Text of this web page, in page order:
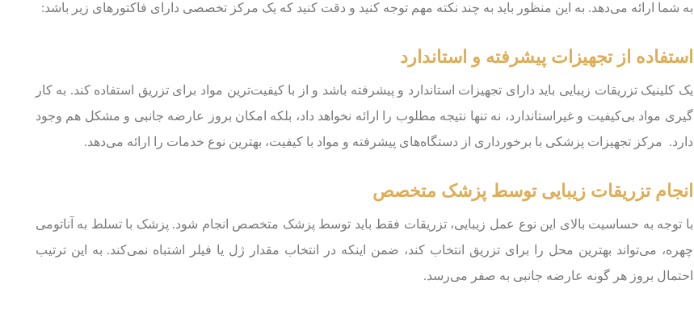
به شما ارائه می‌دهد. به این منظور باید به چند نکته مهم توجه کنید و دقت کنید که یک مرکز تخصصی دارای فاکتورهای زیر باشد:
استفاده از تجهیزات پیشرفته و استاندارد
یک کلینیک تزریقات زیبایی باید دارای تجهیزات استاندارد و پیشرفته باشد و از با کیفیت‌ترین مواد برای تزریق استفاده کند. به کار
گیری مواد بی‌کیفیت و غیراستاندارد، نه تنها نتیجه مطلوب را ارائه نخواهد داد، بلکه امکان بروز عارضه جانبی و مشکل هم وجود
دارد. مرکز تجهیزات پزشکی با برخورداری از دستگاه‌های پیشرفته و مواد با کیفیت، بهترین نوع خدمات را ارائه می‌دهد.
انجام تزریقات زیبایی توسط پزشک متخصص
با توجه به حساسیت بالای این نوع عمل زیبایی، تزریقات فقط باید توسط پزشک متخصص انجام شود. پزشک با تسلط به آناتومی
چهره، می‌تواند بهترین محل را برای تزریق انتخاب کند، ضمن اینکه در انتخاب مقدار ژل یا فیلر اشتباه نمی‌کند. به این ترتیب
احتمال بروز هر گونه عارضه جانبی به صفر می‌رسد.